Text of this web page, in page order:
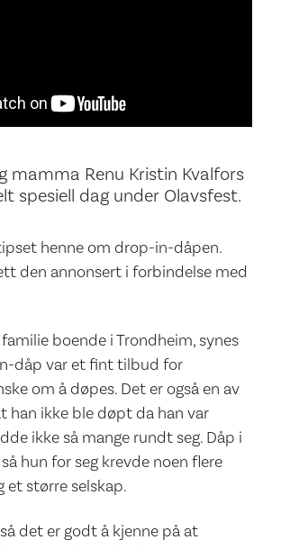
mamma Renu Kristin Kvalfors
spesiell dag under Olavsfest.
henne om drop-in-dåpen.
den annonsert i forbindelse med
boende i Trondheim, synes
dåp var et fint tilbud for
om å døpes. Det er også en av
han ikke ble døpt da han var
ikke så mange rundt seg. Dåp i
hun for seg krevde noen flere
et større selskap.
det er godt å kjenne på at